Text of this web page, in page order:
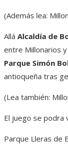
(Además lea:
Allá Alcaldía de
entre Millonarios
Parque Simón
antioqueña tras
(Lea también:
El juego se podra
Parque Lleras de